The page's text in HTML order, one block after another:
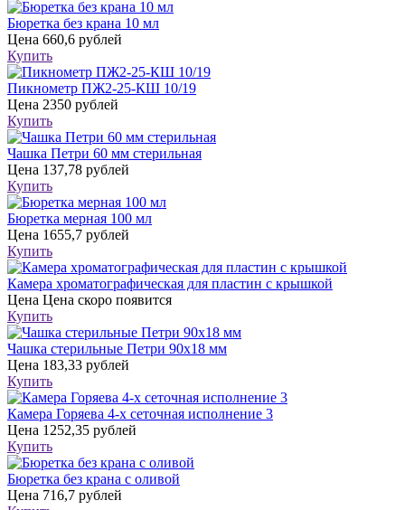
Бюретка без крана 10 мл
Цена 660,6 рублей
Купить
Пикнометр ПЖ2-25-КШ 10/19
Цена 2350 рублей
Купить
Чашка Петри 60 мм стерильная
Цена 137,78 рублей
Купить
Бюретка мерная 100 мл
Цена 1655,7 рублей
Купить
Камера хроматографическая для пластин с крышкой
Цена Цена скоро появится
Купить
Чашка стерильные Петри 90х18 мм
Цена 183,33 рублей
Купить
Камера Горяева 4-х сеточная исполнение 3
Цена 1252,35 рублей
Купить
Бюретка без крана с оливой
Цена 716,7 рублей